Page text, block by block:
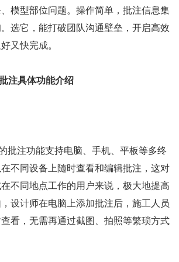
模型部位问题。操作简单，批注信息集
选它，能打破团队沟通壁垒，开启高效
又快完成。
注具体功能介绍
批注功能支持电脑、手机、平板等多终
不同设备上随时查看和编辑批注，这对
不同地点工作的用户来说，极大地提高
设计师在电脑上添加批注后，施工人员
看，无需再通过截图、拍照等繁琐方式